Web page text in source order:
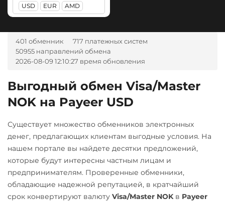
USD EUR AMD
401 обменник
717 платежных систем
50955 направлений обмена
2026-08-09 12:10:27 время обновления
Выгодный обмен Visa/Master
NOK на Payeer USD
Существует множество обменников электронных
денег, предлагающих клиентам выгодные условия. На
нашем портале вы найдете десятки предложений,
которые будут интересны частным лицам и
предпринимателям. Проверенные обменники,
обладающие надежной репутацией, в кратчайший
срок конвертируют валюту Visa/Master NOKв Payeer